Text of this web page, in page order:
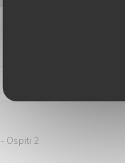
Ospiti 2
Ospiti 2